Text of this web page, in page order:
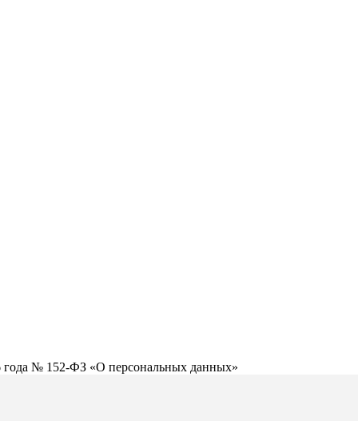
года № 152-ФЗ «О персональных данных»